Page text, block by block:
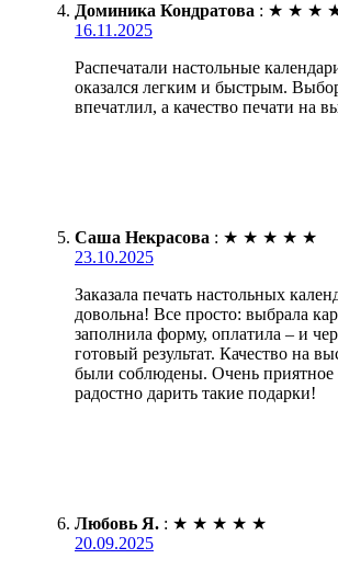
Доминика Кондратова : ★ ★ ★
16.11.2025
Распечатали настольные
оказался легким и быстрым.
впечатлил, а качество печати на
Саша Некрасова : ★ ★ ★ ★ ★
23.10.2025
Заказала печать настольных
довольна! Все просто: выбрала
заполнила форму, оплатила – и
готовый результат. Качество на
были соблюдены. Очень приятное
радостно дарить такие подарки!
Любовь Я. : ★ ★ ★ ★ ★
20.09.2025